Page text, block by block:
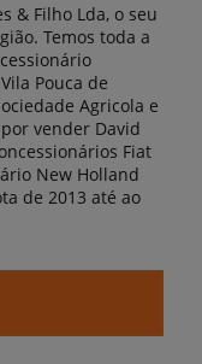
& Filho Lda, o seu
Temos toda a
Pouca de
Agricola e
vender David
Fiat
New Holland
de 2013 até ao